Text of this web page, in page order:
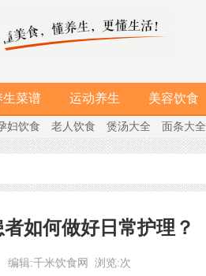
生菜谱 运动养生 美容饮食
妇饮食 老人饮食 煲汤大全 面条大全
如何做好日常护理？
编辑:千米饮食网 浏览:次